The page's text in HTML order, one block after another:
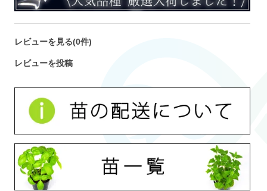
レビューを見る(0件)
レビューを投稿